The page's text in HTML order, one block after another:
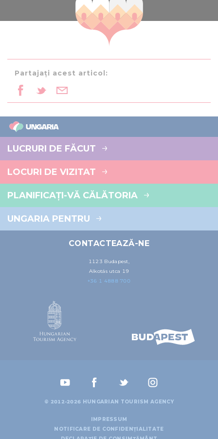
Partajați acest articol:
LUCRURI DE FĂCUT
LOCURI DE VIZITAT
PLANIFICAȚI-VĂ CĂLĂTORIA
UNGARIA PENTRU
CONTACTEAZĂ-NE
1123 Budapest,
Alkotás utca 19
+36 1 4888 700
© 2012-2026 HUNGARIAN TOURISM AGENCY
IMPRESSUM
NOTIFICARE DE CONFIDENȚIALITATE